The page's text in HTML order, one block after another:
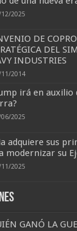
2025
DE
DEL
INDUSTRIES
11/2014
irá en auxilio
06/2025
adquiere sus
modernizar su
2025
GANÓ LA